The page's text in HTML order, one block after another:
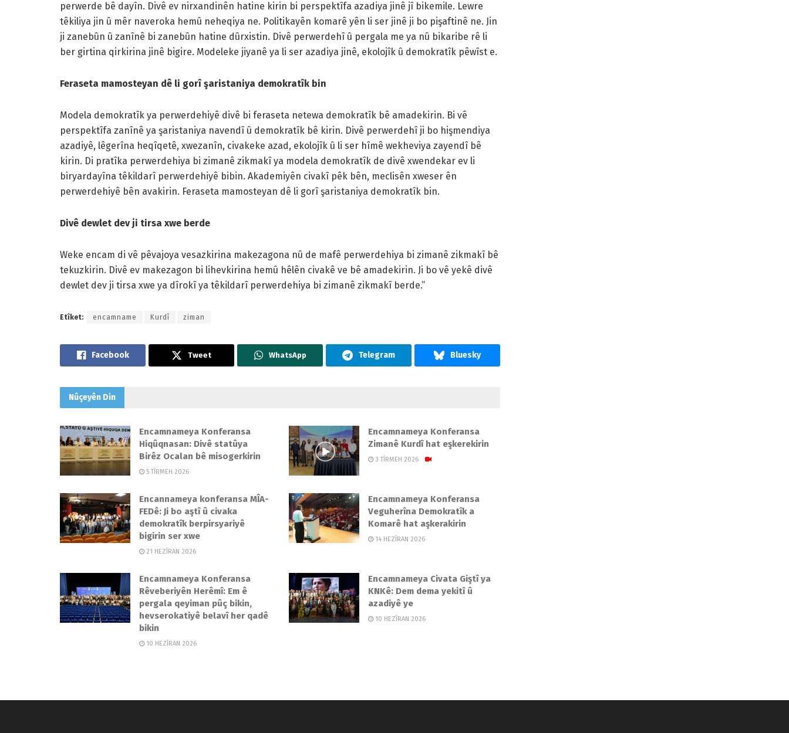
perwerde bê dayîn. Divê ev nirxandinên hatine kirin bi perspektîfa azadiya jinê jî bikemile. Lewre
têkiliya jin û mêr naveroka hemû neheqiya ne. Politikayên komarê yên li ser jinê ji bo pişaftinê ne. Jin
ji zanebûn û zanînê bi zanebûn hatine dûrxistin. Divê perwerdehî û pergala me ya nû bikaribe rê li
ber girtina qirkirina jinê bigire. Modeleke jiyanê ya li ser azadiya jinê, ekolojîk û demokratîk pêwîst e.
Feraseta mamosteyan dê li gorî şaristaniya demokratîk bin
Modela demokratîk ya perwerdehiyê divê bi feraseta netewa demokratîk bê amadekirin. Bi vê
perspektîfa zanînê ya şaristaniya navendî û demokratîk bê kirin. Divê perwerdehî ji bo hişmendiya
azadiyê, lêgerîna heqîqetê, xwezanîn, civakeke azad, ekolojîk û li ser hîmê wekheviya zayendî bê
kirin. Di pratîka perwerdehiya bi zimanê zikmakî ya modela demokratîk de divê xwendekar ev li
biryardayîna têkildarî perwerdehiyê bibin. Akademiyên civakî pêk bên, meclisên xweser ên
perwerdehiyê bên avakirin. Feraseta mamosteyan dê li gorî şaristaniya demokratîk bin.
Divê dewlet dev ji tirsa xwe berde
Weke encam di vê pêvajoya vesazkirina makezagona nû de mafê perwerdehiya bi zimanê zikmakî bê
tekuzkirin. Divê ev makezagon bi lihevkirina hemû hêlên civakê ve bê amadekirin. Ji bo vê yekê divê
dewlet dev ji tirsa xwe ya dîrokî ya têkildarî perwerdehiya bi zimanê zikmakî berde.”
Etîket: encamname Kurdî ziman
Tweet WhatsApp
Nûçeyên Din
Encamnameya Konferansa
Hiqûqnasan: Divê statûya
Birêz Ocalan bê misogerkirin
5 TÎRMEH 2026
Encamnameya Konferansa
Zimanê Kurdî hat eşkerekirin
3 TÎRMEH 2026
Encannameya konferansa MÎA-
FEDê: Ji bo aştî û civaka
demokratîk berpirsyariyê
bigirin ser xwe
21 HEZÎRAN 2026
Encamnameya Konferansa
Veguherîna Demokratîk a
Komarê hat aşkerakirin
14 HEZÎRAN 2026
Encamnameya Konferansa
Rêveberiyên Herêmî: Em ê
pergala qeyiman pûç bikin,
hevserokatiyê belavî her qadê
bikin
10 HEZÎRAN 2026
Encamnameya Civata Giştî ya
KNKê: Dem dema yekitî û
azadiyê ye
10 HEZÎRAN 2026